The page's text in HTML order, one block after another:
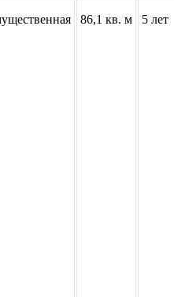
86,1 кв. м 5 лет